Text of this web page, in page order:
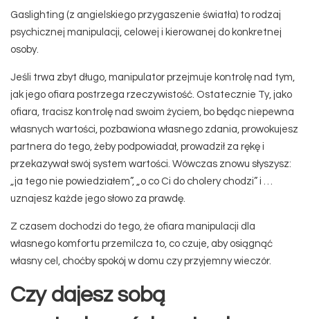
Gaslighting (z angielskiego przygaszenie światła) to rodzaj
psychicznej manipulacji, celowej i kierowanej do konkretnej
osoby.
Jeśli trwa zbyt długo, manipulator przejmuje kontrolę nad tym,
jak jego ofiara postrzega rzeczywistość. Ostatecznie Ty, jako
ofiara, tracisz kontrolę nad swoim życiem, bo będąc niepewna
własnych wartości, pozbawiona własnego zdania, prowokujesz
partnera do tego, żeby podpowiadał, prowadził za rękę i
przekazywał swój system wartości. Wówczas znowu słyszysz:
„ja tego nie powiedziałem”, „o co Ci do cholery chodzi” i …
uznajesz każde jego słowo za prawdę.
Z czasem dochodzi do tego, że ofiara manipulacji dla
własnego komfortu przemilcza to, co czuje, aby osiągnąć
własny cel, choćby spokój w domu czy przyjemny wieczór.
Czy dajesz sobą